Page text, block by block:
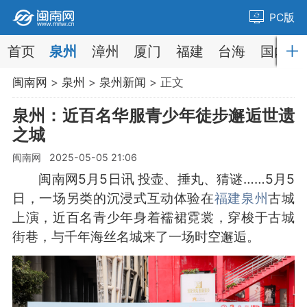
PC版
首页 泉州 漳州 厦门 福建 台海 国内
闽南网 > 泉州 > 泉州新闻 > 正文
泉州：近百名华服青少年徒步邂逅世遗
之城
闽南网 2025-05-05 21:06
闽南网5月5日讯 投壶、捶丸、猜谜……5月5
日，一场另类的沉浸式互动体验在福建泉州古城
上演，近百名青少年身着襦裙霓裳，穿梭于古城
街巷，与千年海丝名城来了一场时空邂逅。